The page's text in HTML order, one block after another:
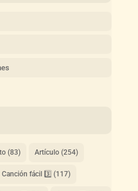
(83) Artículo(254)
Canción fácil 3️⃣ (117)